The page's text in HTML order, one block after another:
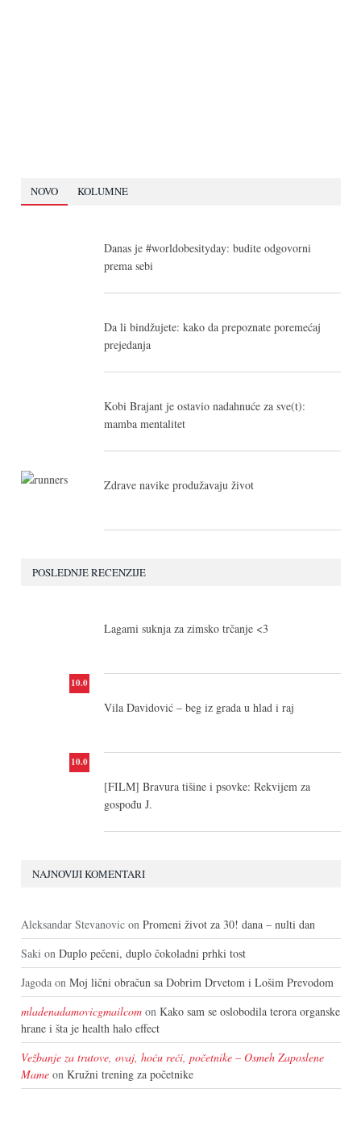
NOVO KOLUMNE
Danas je #worldobesityday: budite odgovorni
prema sebi
Da li bindžujete: kako da prepoznate poremećaj
prejedanja
Kobi Brajant je ostavio nadahnuće za sve(t):
mamba mentalitet
Zdrave navike produžavaju život
POSLEDNJE RECENZIJE
Lagami suknja za zimsko trčanje <3
10.0
Vila Davidović – beg iz grada u hlad i raj
10.0
[FILM] Bravura tišine i psovke: Rekvijem za
gospođu J.
NAJNOVIJI KOMENTARI
Aleksandar Stevanovic on Promeni život za 30! dana – nulti dan
Saki on Duplo pečeni, duplo čokoladni prhki tost
Jagoda on Moj lični obračun sa Dobrim Drvetom i Lošim Prevodom
mladenadamovicgmailcom on Kako sam se oslobodila terora organske
hrane i šta je health halo effect
Vežbanje za trutove, ovaj, hoću reći, početnike – Osmeh Zaposlene
Mame on Kružni trening za početnike